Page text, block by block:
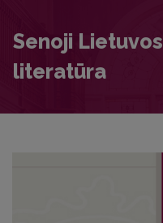
Senoji Lietuvos
literatūra